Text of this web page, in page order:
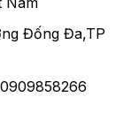
Đống Đa,TP